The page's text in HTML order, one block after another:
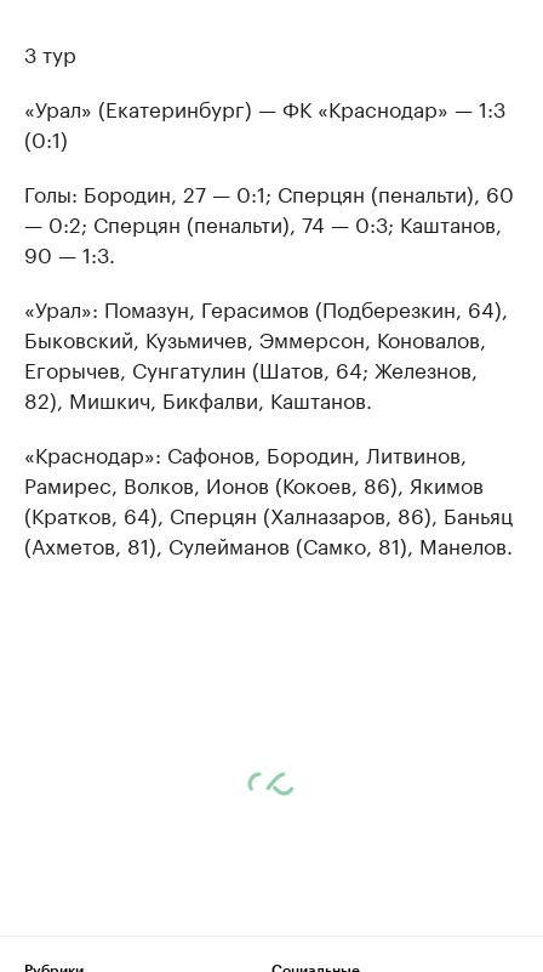
3 тур
«Урал» (Екатеринбург) — ФК «Краснодар» — 1:3
(0:1)
Голы: Бородин, 27 — 0:1; Сперцян (пенальти), 60
— 0:2; Сперцян (пенальти), 74 — 0:3; Каштанов,
90 — 1:3.
«Урал»: Помазун, Герасимов (Подберезкин, 64),
Быковский, Кузьмичев, Эммерсон, Коновалов,
Егорычев, Сунгатулин (Шатов, 64; Железнов,
82), Мишкич, Бикфалви, Каштанов.
«Краснодар»: Сафонов, Бородин, Литвинов,
Рамирес, Волков, Ионов (Кокоев, 86), Якимов
(Кратков, 64), Сперцян (Халназаров, 86), Баньяц
(Ахметов, 81), Сулейманов (Самко, 81), Манелов.